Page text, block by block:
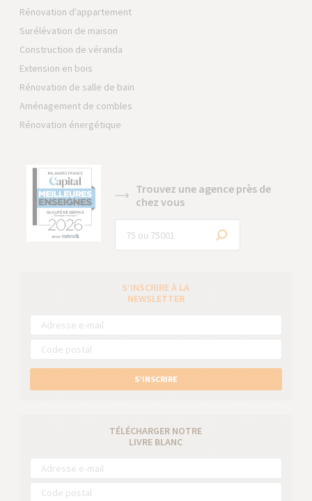
Rénovation d'appartement
Surélévation de maison
Construction de véranda
Extension en bois
Rénovation de salle de bain
Aménagement de combles
Rénovation énergétique
Trouvez une agence près de
chez vous
S’INSCRIRE À LA
NEWSLETTER
S’INSCRIRE
TÉLÉCHARGER NOTRE
LIVRE BLANC